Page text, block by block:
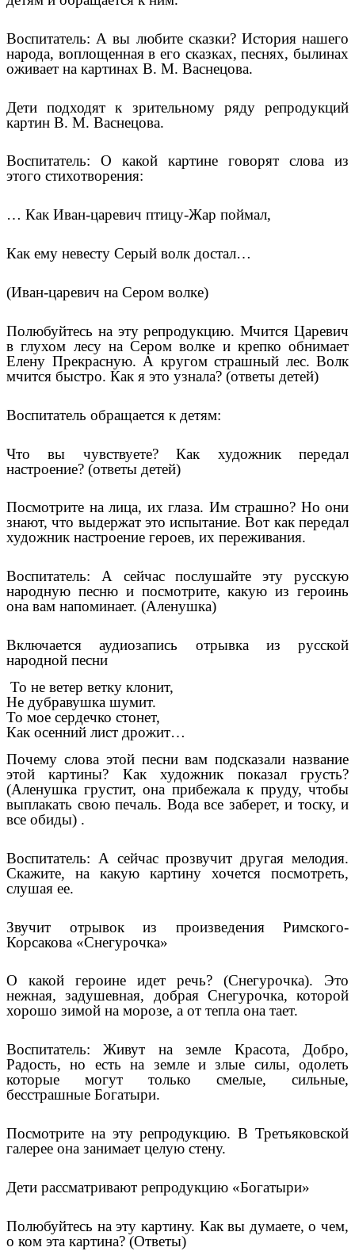
Воспитатель: А вы любите сказки? История нашего
народа, воплощенная в его сказках, песнях, былинах
оживает на картинах В. М. Васнецова.
Дети подходят к зрительному ряду репродукций
картин В. М. Васнецова.
Воспитатель: О какой картине говорят слова из
этого стихотворения:
… Как Иван-царевич птицу-Жар поймал,
Как ему невесту Серый волк достал…
(Иван-царевич на Сером волке)
Полюбуйтесь на эту репродукцию. Мчится Царевич
в глухом лесу на Сером волке и крепко обнимает
Елену Прекрасную. А кругом страшный лес. Волк
мчится быстро. Как я это узнала? (ответы детей)
Воспитатель обращается к детям:
Что вы чувствуете? Как художник передал
настроение? (ответы детей)
Посмотрите на лица, их глаза. Им страшно? Но они
знают, что выдержат это испытание. Вот как передал
художник настроение героев, их переживания.
Воспитатель: А сейчас послушайте эту русскую
народную песню и посмотрите, какую из героинь
она вам напоминает. (Аленушка)
Включается аудиозапись отрывка из русской
народной песни
То не ветер ветку клонит,
Не дубравушка шумит.
То мое сердечко стонет,
Как осенний лист дрожит…
Почему слова этой песни вам подсказали название
этой картины? Как художник показал грусть?
(Аленушка грустит, она прибежала к пруду, чтобы
выплакать свою печаль. Вода все заберет, и тоску, и
все обиды) .
Воспитатель: А сейчас прозвучит другая мелодия.
Скажите, на какую картину хочется посмотреть,
слушая ее.
Звучит отрывок из произведения Римского-
Корсакова «Снегурочка»
О какой героине идет речь? (Снегурочка). Это
нежная, задушевная, добрая Снегурочка, которой
хорошо зимой на морозе, а от тепла она тает.
Воспитатель: Живут на земле Красота, Добро,
Радость, но есть на земле и злые силы, одолеть
которые могут только смелые, сильные,
бесстрашные Богатыри.
Посмотрите на эту репродукцию. В Третьяковской
галерее она занимает целую стену.
Дети рассматривают репродукцию «Богатыри»
Полюбуйтесь на эту картину. Как вы думаете, о чем,
о ком эта картина? (Ответы)